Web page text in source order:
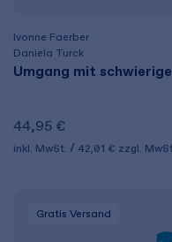
Ivonne Faerber
Daniela Turck
Umgang mit
44,95 €
inkl. MwSt. 42,01 € zzgl.
Gratis Versand